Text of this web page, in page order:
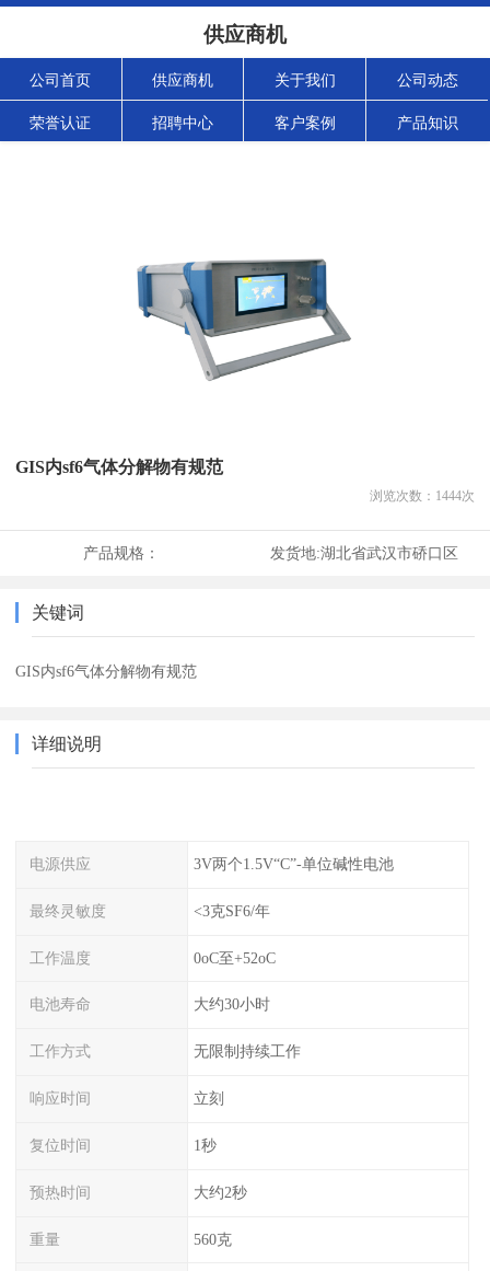
供应商机
公司首页 供应商机 关于我们 公司动态
荣誉认证 招聘中心 客户案例 产品知识
GIS内sf6气体分解物有规范
浏览次数： 1444次
产品规格： 发货地:湖北省武汉市硚口区
关键词
GIS内sf6气体分解物有规范
详细说明
电源供应 3V两个1.5V“C”-单位碱性电池
最终灵敏度 <3克SF6/年
工作温度 0oC至+52oC
电池寿命 大约30小时
工作方式 无限制持续工作
响应时间 立刻
复位时间 1秒
预热时间 大约2秒
重量 560克